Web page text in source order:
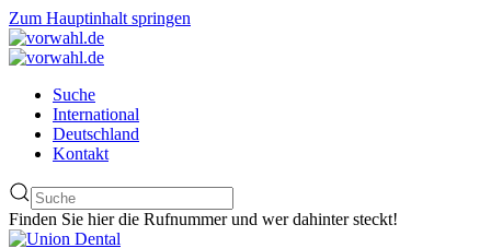
Zum Hauptinhalt springen
Suche
International
Deutschland
Kontakt
Finden Sie hier die Rufnummer und wer dahinter steckt!